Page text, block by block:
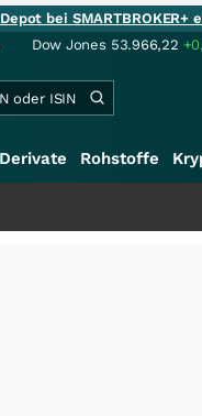
bei SMARTBROKER+
Dow Jones 53.966,22
Derivate Rohstoffe